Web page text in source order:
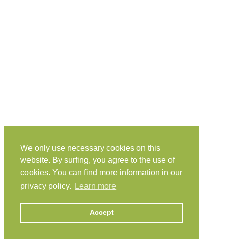
We only use necessary cookies on this
website. By surfing, you agree to the use of
cookies. You can find more information in our
privacy policy.
Learn more
Accept